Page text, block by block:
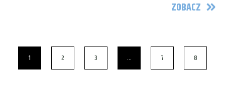
ZOBACZ
1 2 3 … 7 8